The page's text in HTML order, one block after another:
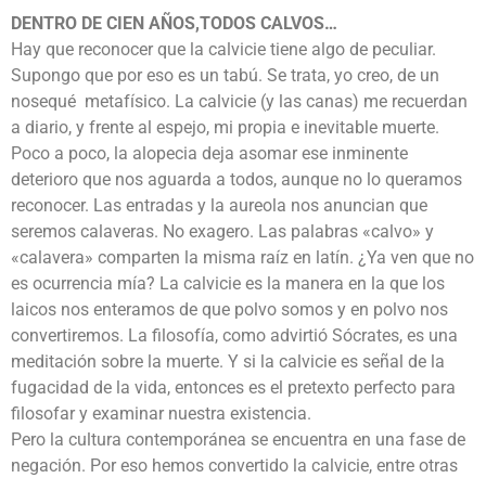
DENTRO DE CIEN AÑOS,TODOS CALVOS…
Hay que reconocer que la calvicie tiene algo de peculiar.
Supongo que por eso es un tabú. Se trata, yo creo, de un
nosequé metafísico. La calvicie (y las canas) me recuerdan
a diario, y frente al espejo, mi propia e inevitable muerte.
Poco a poco, la alopecia deja asomar ese inminente
deterioro que nos aguarda a todos, aunque no lo queramos
reconocer. Las entradas y la aureola nos anuncian que
seremos calaveras. No exagero. Las palabras «calvo» y
«calavera» comparten la misma raíz en latín. ¿Ya ven que no
es ocurrencia mía? La calvicie es la manera en la que los
laicos nos enteramos de que polvo somos y en polvo nos
convertiremos. La filosofía, como advirtió Sócrates, es una
meditación sobre la muerte. Y si la calvicie es señal de la
fugacidad de la vida, entonces es el pretexto perfecto para
filosofar y examinar nuestra existencia.
Pero la cultura contemporánea se encuentra en una fase de
negación. Por eso hemos convertido la calvicie, entre otras